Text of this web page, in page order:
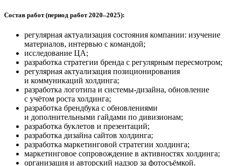
Состав работ (период работ 2020–2025):
регулярная актуализация состояния компании: изучение
материалов, интервью с командой;
исследование ЦА;
разработка стратегии бренда с регулярным пересмотром;
регулярная актуализация позиционирования
и коммуникаций холдинга;
разработка логотипа и системы-дизайна, обновление
с учётом роста холдинга;
разработка брендбука с обновлениями
и дополнительными гайдами по дивизионам;
разработка буклетов и презентаций;
разработка дизайна сайтов холдинга;
разработка маркетинговой стратегии холдинга;
маркетинговое сопровождение в активностях холдинга;
организация и авторский надзор за фотосъёмкой.